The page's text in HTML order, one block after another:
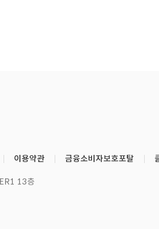
이용약관 금융소비자보호포탈
13층